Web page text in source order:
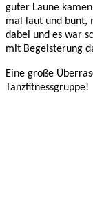
guter Laune
mal laut und bunt,
dabei und es war
mit Begeisterung
Eine große
Tanzfitnessgruppe!